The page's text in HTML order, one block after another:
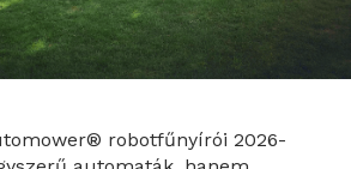
robotfűnyírói 2026-